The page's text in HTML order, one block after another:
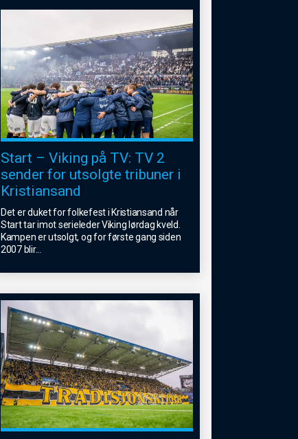
Start – Viking på TV: TV 2
sender for utsolgte tribuner i
Kristiansand
Det er duket for folkefest i Kristiansand når
Start tar imot serieleder Viking lørdag kveld.
Kampen er utsolgt, og for første gang siden
2007 blir...